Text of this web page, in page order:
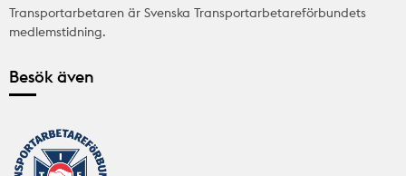
Transportarbetaren är Svenska Transportarbetareförbundets
medlemstidning.
Besök även